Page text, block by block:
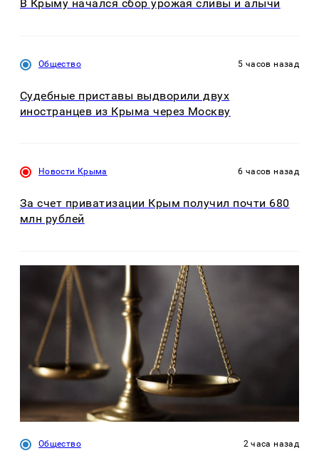
В Крыму начался сбор урожая сливы и алычи
Общество 5 часов назад
Судебные приставы выдворили двух
иностранцев из Крыма через Москву
Новости Крыма 6 часов назад
За счет приватизации Крым получил почти 680
млн рублей
Общество 2 часа назад